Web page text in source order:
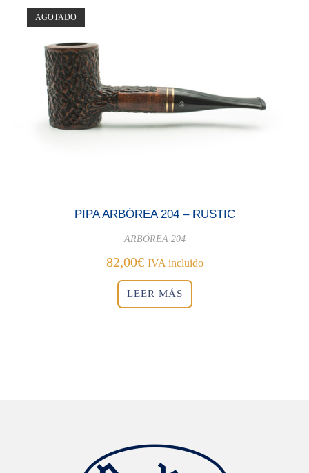
AGOTADO
PIPA ARBÓREA 204 – RUSTIC
ARBÓREA 204
82,00€ IVA incluido
LEER MÁS